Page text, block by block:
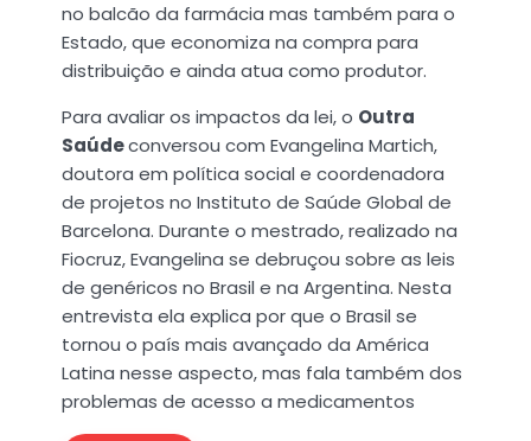
no balcão da farmácia mas também para o
Estado, que economiza na compra para
distribuição e ainda atua como produtor.
Para avaliar os impactos da lei, o Outra
Saúdeconversou com Evangelina Martich,
doutora em política social e coordenadora
de projetos no Instituto de Saúde Global de
Barcelona. Durante o mestrado, realizado na
Fiocruz, Evangelina se debruçou sobre as leis
de genéricos no Brasil e na Argentina. Nesta
entrevista ela explica por que o Brasil se
tornou o país mais avançado da América
Latina nesse aspecto, mas fala também dos
problemas de acesso a medicamentos